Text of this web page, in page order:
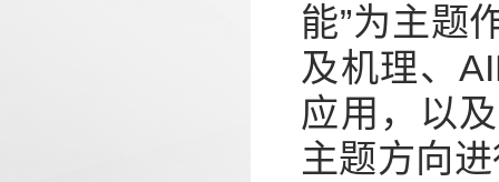
能”为主题
及机理、
应用，以
主题方向